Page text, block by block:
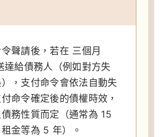
聲請後，若在 三個月
達給債務人（例如對方失
，支付命令會依法自動失
命令確定後的債權時效，
務性質而定（通常為 15
金等為 5 年）。